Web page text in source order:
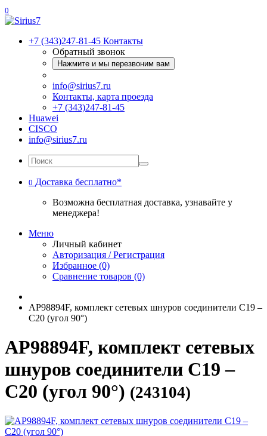
0
+7 (343)247-81-45 Контакты
Обратный звонок
Нажмите и мы перезвоним вам
info@sirius7.ru
Контакты, карта проезда
+7 (343)247-81-45
Huawei
CISCO
info@sirius7.ru
0 Доставка бесплатно*
Возможна бесплатная доставка, узнавайте у
менеджера!
Меню
Личный кабинет
Авторизация / Регистрация
Избранное (0)
Сравнение товаров (0)
AP98894F, комплект сетевых шнуров соединители C19 –
C20 (угол 90°)
AP98894F, комплект сетевых
шнуров соединители C19 –
C20 (угол 90°) (243104)